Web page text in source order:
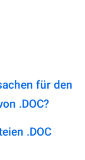
für den
.DOC?
.DOC